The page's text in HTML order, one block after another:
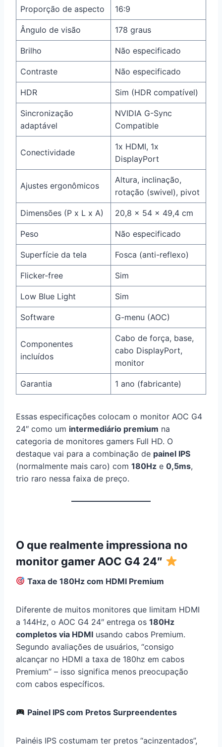
Proporção de aspecto 16:9
Ângulo de visão 178 graus
Brilho Não especificado
Contraste Não especificado
HDR Sim (HDR compatível)
Sincronização
adaptável
NVIDIA G-Sync
Compatible
Conectividade
1x HDMI, 1x
DisplayPort
Ajustes ergonômicos
Altura, inclinação,
rotação (swivel), pivot
Dimensões (P x L x A) 20,8 x 54 x 49,4 cm
Peso Não especificado
Superfície da tela Fosca (anti-reflexo)
Flicker-free Sim
Low Blue Light Sim
Software G-menu (AOC)
Componentes
incluídos
Cabo de força, base,
cabo DisplayPort,
monitor
Garantia 1 ano (fabricante)
Essas especificações colocam o monitor AOC G4
24″ como um intermediário premium na
categoria de monitores gamers Full HD. O
destaque vai para a combinação de painel IPS
(normalmente mais caro) com 180Hz e 0,5ms,
trio raro nessa faixa de preço.
O que realmente impressiona no
monitor gamer AOC G4 24″
Taxa de 180Hz com HDMI Premium
Diferente de muitos monitores que limitam HDMI
a 144Hz, o AOC G4 24″ entrega os 180Hz
completos via HDMI usando cabos Premium.
Segundo avaliações de usuários, “consigo
alcançar no HDMI a taxa de 180hz em cabos
Premium” – isso significa menos preocupação
com cabos específicos.
Painel IPS com Pretos Surpreendentes
Painéis IPS costumam ter pretos “acinzentados”,